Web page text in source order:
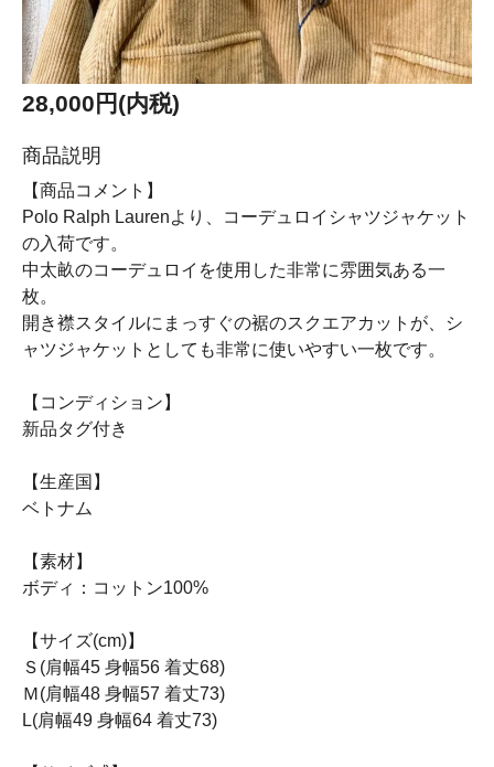
28,000円(内税)
商品説明
【商品コメント】
Polo Ralph Laurenより、コーデュロイシャツジャケット
の入荷です。
中太畝のコーデュロイを使用した非常に雰囲気ある一
枚。
開き襟スタイルにまっすぐの裾のスクエアカットが、シ
ャツジャケットとしても非常に使いやすい一枚です。
【コンディション】
新品タグ付き
【生産国】
ベトナム
【素材】
ボディ：コットン100%
【サイズ(cm)】
Ｓ(肩幅45 身幅56 着丈68)
Ｍ(肩幅48 身幅57 着丈73)
L(肩幅49 身幅64 着丈73)